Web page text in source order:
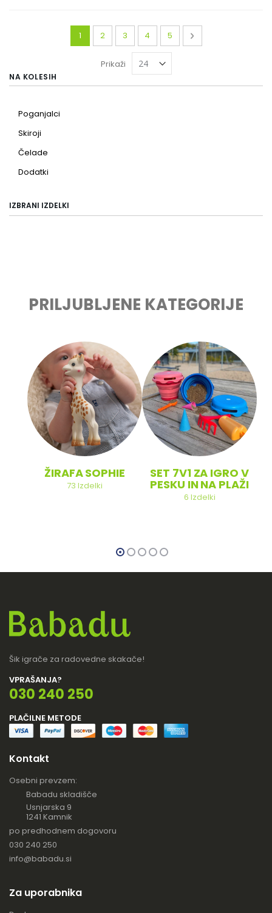
Stran
Trenutno berete stran
1 Stran
2 Stran
3 Stran
4 Stran
5 Stran
Naslednja
Prikaži
NA KOLESIH
Poganjalci
Skiroji
Čelade
Dodatki
IZBRANI IZDELKI
PRILJUBLJENE KATEGORIJE
ŽIRAFA SOPHIE
73 Izdelki
SET 7V1 ZA IGRO V
PESKU IN NA PLAŽI
6 Izdelki
Šik igrače za radovedne skakače!
VPRAŠANJA?
030 240 250
PLAČILNE METODE
Kontakt
Osebni prevzem:
Babadu skladišče
Usnjarska 9
1241 Kamnik
po predhodnem dogovoru
030 240 250
info@babadu.si
Za uporabnika